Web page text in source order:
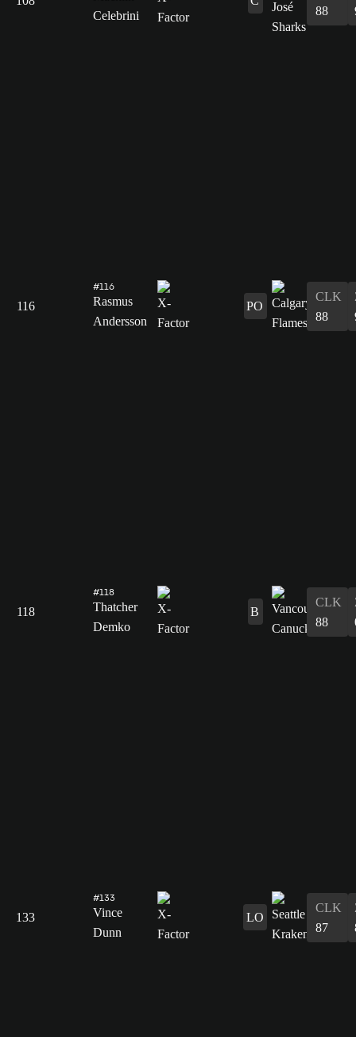
Celebrini
88
116
#116
Rasmus
Andersson
PO
CLK
88
118
#118
Thatcher
Demko
B
CLK
88
133
#133
Vince
Dunn
LO
CLK
87